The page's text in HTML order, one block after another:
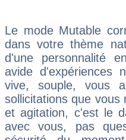
Le mode Mutable
dans votre thème
d'une personnalité
avide d'expériences
vive, souple, vous
sollicitations que vous
et agitation, c'est le
avec vous, pas